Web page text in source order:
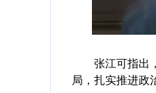
张江可指出，
局，扎实推进政